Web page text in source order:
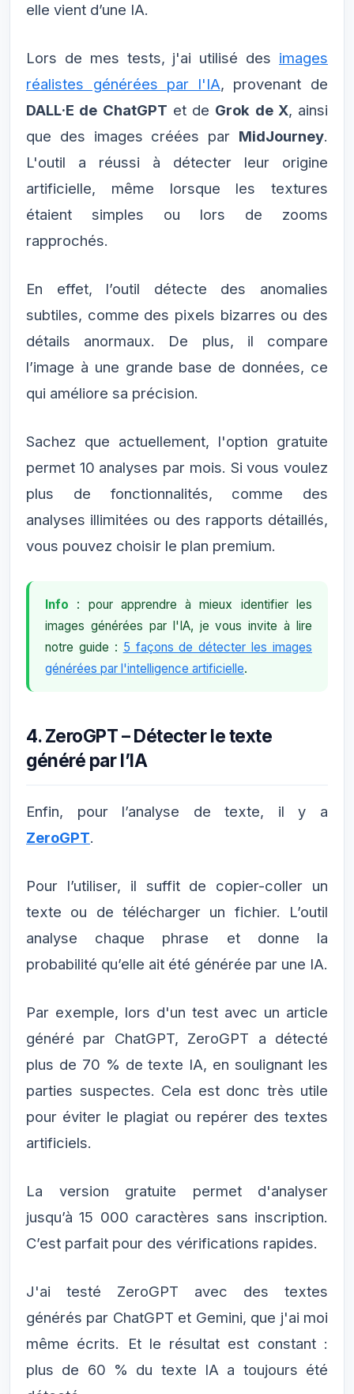
elle vient d’une IA.
Lors de mes tests, j'ai utilisé des images
réalistes générées par l'IA, provenant de
DALL·E de ChatGPT et de Grok de X, ainsi
que des images créées par MidJourney.
L'outil a réussi à détecter leur origine
artificielle, même lorsque les textures
étaient simples ou lors de zooms
rapprochés.
En effet, l’outil détecte des anomalies
subtiles, comme des pixels bizarres ou des
détails anormaux. De plus, il compare
l’image à une grande base de données, ce
qui améliore sa précision.
Sachez que actuellement, l'option gratuite
permet 10 analyses par mois. Si vous voulez
plus de fonctionnalités, comme des
analyses illimitées ou des rapports détaillés,
vous pouvez choisir le plan premium.
Info : pour apprendre à mieux identifier les
images générées par l'IA, je vous invite à lire
notre guide : 5 façons de détecter les images
générées par l'intelligence artificielle.
4. ZeroGPT – Détecter le texte
généré par l’IA
Enfin, pour l’analyse de texte, il y a
ZeroGPT.
Pour l’utiliser, il suffit de copier-coller un
texte ou de télécharger un fichier. L’outil
analyse chaque phrase et donne la
probabilité qu’elle ait été générée par une IA.
Par exemple, lors d'un test avec un article
généré par ChatGPT, ZeroGPT a détecté
plus de 70 % de texte IA, en soulignant les
parties suspectes. Cela est donc très utile
pour éviter le plagiat ou repérer des textes
artificiels.
La version gratuite permet d'analyser
jusqu’à 15 000 caractères sans inscription.
C’est parfait pour des vérifications rapides.
J'ai testé ZeroGPT avec des textes
générés par ChatGPT et Gemini, que j'ai moi
même écrits. Et le résultat est constant :
plus de 60 % du texte IA a toujours été